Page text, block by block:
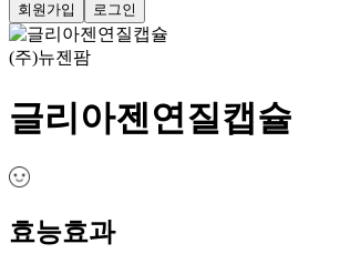
회원가입 로그인
(주)뉴젠팜
글리아젠연질캡슐
효능효과